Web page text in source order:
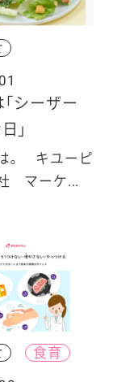
シーザー
」
。 キユーピ
マーケ...
食育